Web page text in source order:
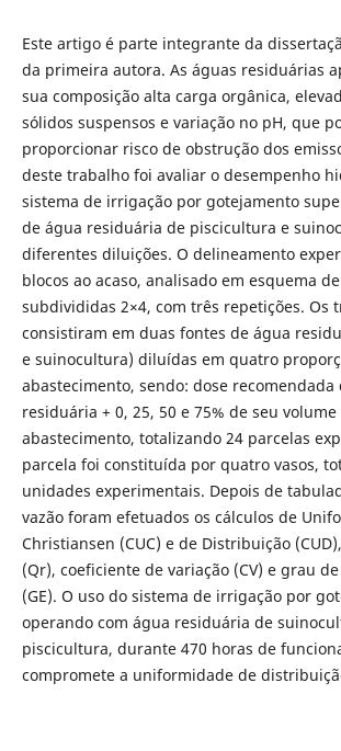
Este artigo é parte integrante da
da primeira autora. As águas residuárias
sua composição alta carga orgânica,
sólidos suspensos e variação no pH, que
proporcionar risco de obstrução dos
deste trabalho foi avaliar o desempenho
sistema de irrigação por gotejamento
de água residuária de piscicultura e
diferentes diluições. O delineamento
blocos ao acaso, analisado em esquema
subdivididas 2×4, com três repetições. Os
consistiram em duas fontes de água
e suinocultura) diluídas em quatro
abastecimento, sendo: dose recomendada
residuária + 0, 25, 50 e 75% de seu
abastecimento, totalizando 24 parcelas
parcela foi constituída por quatro vasos,
unidades experimentais. Depois de
vazão foram efetuados os cálculos de
Christiansen (CUC) e de Distribuição
(Qr), coeficiente de variação (CV) e grau
(GE). O uso do sistema de irrigação por
operando com água residuária de
piscicultura, durante 470 horas de
compromete a uniformidade de